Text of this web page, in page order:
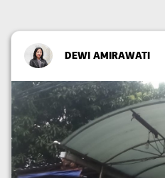
DEWI AMIRAWATI